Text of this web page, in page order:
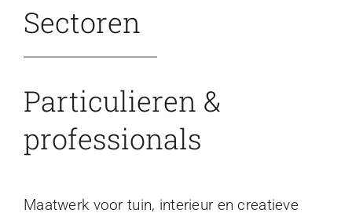
Sectoren
Particulieren &
professionals
Maatwerk voor tuin, interieur en creatieve